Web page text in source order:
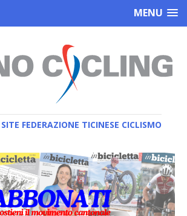
MENU
FEDERAZIONE TICINESE CICLISMO